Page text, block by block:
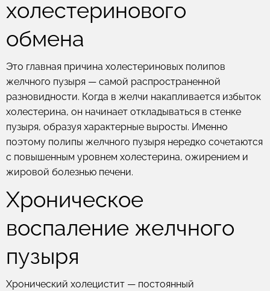
холестеринового
обмена
Это главная причина холестериновых полипов
желчного пузыря — самой распространенной
разновидности. Когда в желчи накапливается избыток
холестерина, он начинает откладываться в стенке
пузыря, образуя характерные выросты. Именно
поэтому полипы желчного пузыря нередко сочетаются
с повышенным уровнем холестерина, ожирением и
жировой болезнью печени.
Хроническое
воспаление желчного
пузыря
Хронический холецистит — постоянный